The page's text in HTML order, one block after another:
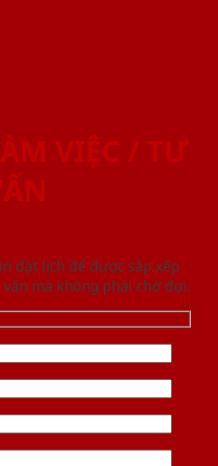
VIỆC / TƯ
đặt lịch để được sắp xếp
mà không phải chờ đợi.